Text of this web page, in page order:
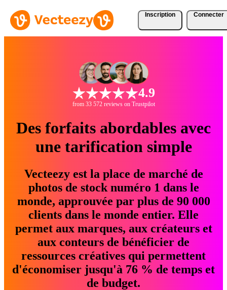
Inscription Connecter
4.9
from 33 572 reviews on Trustpilot
Des forfaits abordables avec
une tarification simple
Vecteezy est la place de marché de
photos de stock numéro 1 dans le
monde, approuvée par plus de 90 000
clients dans le monde entier. Elle
permet aux marques, aux créateurs et
aux conteurs de bénéficier de
ressources créatives qui permettent
d'économiser jusqu'à 76 % de temps et
de budget.